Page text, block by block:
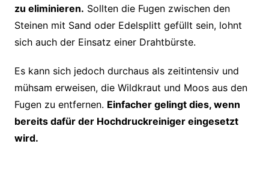
zu eliminieren. Sollten die Fugen zwischen den
Steinen mit Sand oder Edelsplitt gefüllt sein, lohnt
sich auch der Einsatz einer Drahtbürste.
Es kann sich jedoch durchaus als zeitintensiv und
mühsam erweisen, die Wildkraut und Moos aus den
Fugen zu entfernen. Einfacher gelingt dies, wenn
bereits dafür der Hochdruckreiniger eingesetzt
wird.